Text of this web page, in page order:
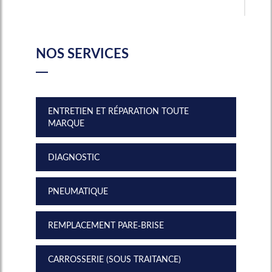
NOS SERVICES
ENTRETIEN ET RÉPARATION TOUTE
MARQUE
DIAGNOSTIC
PNEUMATIQUE
REMPLACEMENT PARE-BRISE
CARROSSERIE (SOUS TRAITANCE)